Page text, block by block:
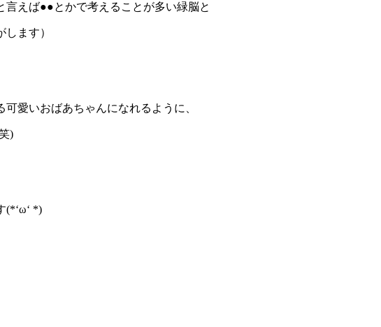
言えば●●とかで考えることが多い緑脳と
ます）
愛いおばあちゃんになれるように、
)
(*‘ω‘ *)